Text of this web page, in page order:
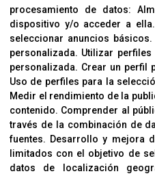
Sobre Nosotros
Cookies
Política De Privacidad
OFICINAS
C/ Coneixement 5, 08850
CONTACTO
procesamiento de datos:
dispositivo y/o acceder a ella.
seleccionar anuncios básicos.
personalizada. Utilizar perfiles
personalizada. Crear un perfil
Uso de perfiles para la
Medir el rendimiento de la
contenido. Comprender al
través de la combinación de
fuentes. Desarrollo y mejora
limitados con el objetivo de
datos de localización